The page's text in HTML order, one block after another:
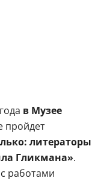
в Музее
пройдет
литераторы
Гликмана».
работами